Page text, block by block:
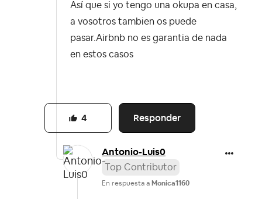
Así que si yo tengo una okupa en casa,
a vosotros tambien os puede
pasar.Airbnb no es garantia de nada
en estos casos
Responder
4
Antonio-Luis0
Top Contributor
En respuesta a Monica1160